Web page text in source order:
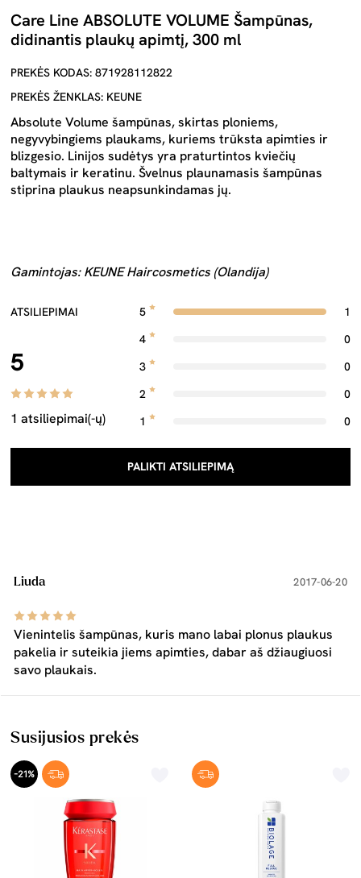
Care Line ABSOLUTE VOLUME Šampūnas,
didinantis plaukų apimtį, 300 ml
PREKĖS KODAS: 871928112822
PREKĖS ŽENKLAS: KEUNE
Absolute Volume šampūnas, skirtas ploniems,
negyvybingiems plaukams, kuriems trūksta apimties ir
blizgesio. Linijos sudėtys yra praturtintos kviečių
baltymais ir keratinu. Švelnus plaunamasis šampūnas
stiprina plaukus neapsunkindamas jų.
Gamintojas: KEUNE Haircosmetics (Olandija)
ATSILIEPIMAI
5
1 atsiliepimai(-ų)
5
1
4
0
3
0
2
0
1
0
PALIKTI ATSILIEPIMĄ
Liuda 2017-06-20
Vienintelis šampūnas, kuris mano labai plonus plaukus
pakelia ir suteikia jiems apimties, dabar aš džiaugiuosi
savo plaukais.
Susijusios prekės
-21%